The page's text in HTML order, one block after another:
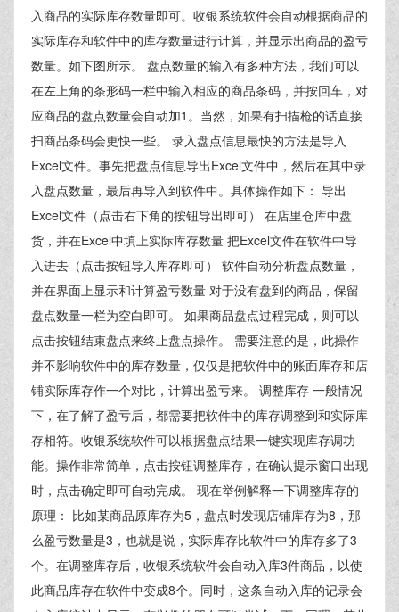
入商品的实际库存数量即可。收银系统软件会自动根据商品的
实际库存和软件中的库存数量进行计算，并显示出商品的盈亏
数量。如下图所示。 盘点数量的输入有多种方法，我们可以
在左上角的条形码一栏中输入相应的商品条码，并按回车，对
应商品的盘点数量会自动加1。当然，如果有扫描枪的话直接
扫商品条码会更快一些。 录入盘点信息最快的方法是导入
Excel文件。事先把盘点信息导出Excel文件中，然后在其中录
入盘点数量，最后再导入到软件中。具体操作如下： 导出
Excel文件（点击右下角的按钮导出即可） 在店里仓库中盘
货，并在Excel中填上实际库存数量 把Excel文件在软件中导
入进去（点击按钮导入库存即可） 软件自动分析盘点数量，
并在界面上显示和计算盈亏数量 对于没有盘到的商品，保留
盘点数量一栏为空白即可。 如果商品盘点过程完成，则可以
点击按钮结束盘点来终止盘点操作。 需要注意的是，此操作
并不影响软件中的库存数量，仅仅是把软件中的账面库存和店
铺实际库存作一个对比，计算出盈亏来。 调整库存 一般情况
下，在了解了盈亏后，都需要把软件中的库存调整到和实际库
存相符。收银系统软件可以根据盘点结果一键实现库存调功
能。操作非常简单，点击按钮调整库存，在确认提示窗口出现
时，点击确定即可自动完成。 现在举例解释一下调整库存的
原理： 比如某商品原库存为5，盘点时发现店铺库存为8，那
么盈亏数量是3，也就是说，实际库存比软件中的库存多了3
个。在调整库存后，收银系统软件会自动入库3件商品，以使
此商品库存在软件中变成8个。同时，这条自动入库的记录会